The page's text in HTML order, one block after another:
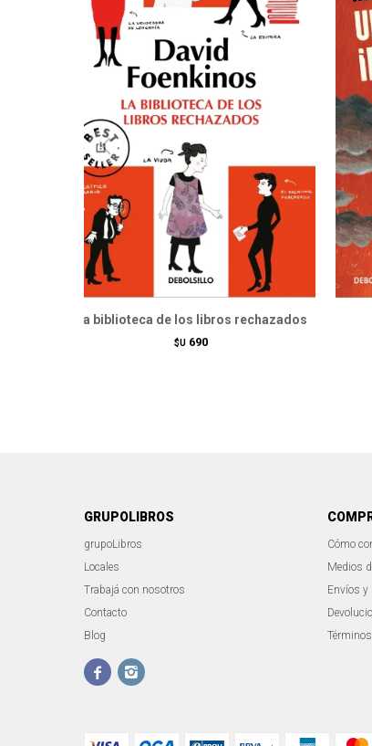
La biblioteca de los libros rechazados
$U 690
GRUPOLIBROS
grupoLibros
Locales
Trabajá con nosotros
Contacto
Blog
 
Cómo
Medios
Envíos y